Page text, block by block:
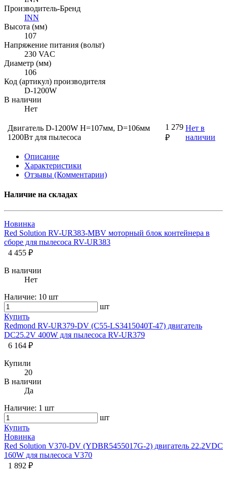
Производитель-Бренд
INN
Высота (мм)
107
Напряжение питания (вольт)
230 VAC
Диаметр (мм)
106
Код (артикул) производителя
D-1200W
В наличии
Нет
Двигатель D-1200W H=107мм, D=106мм
1200Вт для пылесоса
1 279
₽
Нет в
наличии
Описание
Характеристики
Отзывы (Комментарии)
Наличие на складах
Новинка
Red Solution RV-UR383-MBV моторный блок контейнера в
сборе для пылесоса RV-UR383
4 455 ₽
В наличии
Нет
Наличие: 10 шт
шт
Купить
Redmond RV-UR379-DV (C55-LS3415040T-47) двигатель
DC25.2V 400W для пылесоса RV-UR379
6 164 ₽
Купили
20
В наличии
Да
Наличие: 1 шт
шт
Купить
Новинка
Red Solution V370-DV (YDBR5455017G-2) двигатель 22.2VDC
160W для пылесоса V370
1 892 ₽